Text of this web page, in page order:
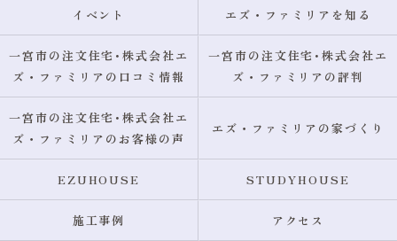
イベント エズ・ファミリアを知る
一宮市の注文住宅･株式会社エ
ズ・ファミリアの口コミ情報
一宮市の注文住宅･株式会社エ
ズ・ファミリアの評判
一宮市の注文住宅･株式会社エ
ズ・ファミリアのお客様の声
エズ・ファミリアの家づくり
EZUHOUSE STUDYHOUSE
施工事例 アクセス